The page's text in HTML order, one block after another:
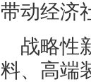
带动经济
战略性
料、高端